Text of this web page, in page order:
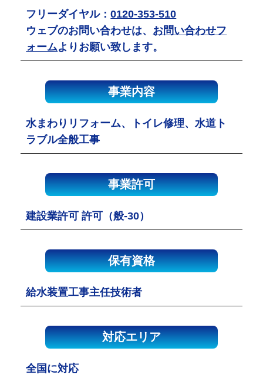
フリーダイヤル：0120-353-510
ウェブのお問い合わせは、 お問い合わせフ
ォームよりお願い致します。
事業内容
水まわりリフォーム、トイレ修理、水道ト
ラブル全般工事
事業許可
建設業許可 許可（般-30）
保有資格
給水装置工事主任技術者
対応エリア
全国に対応